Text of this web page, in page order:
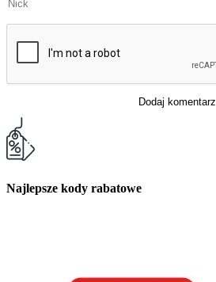
Dodaj komentarz
Najlepsze kody rabatowe